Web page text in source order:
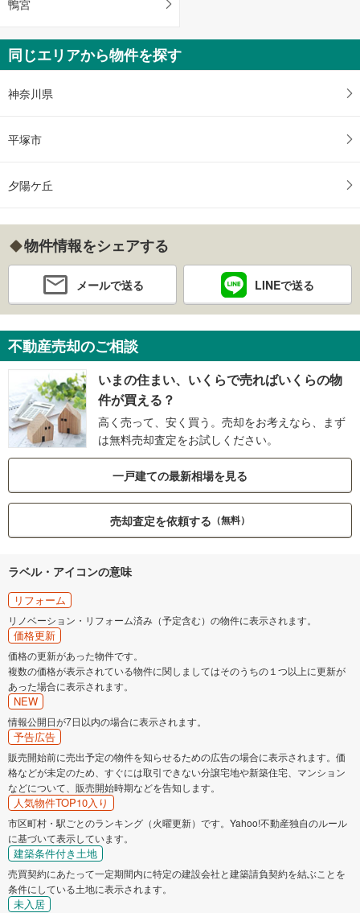
鴨宮
同じエリアから物件を探す
神奈川県
平塚市
夕陽ケ丘
物件情報をシェアする
メールで送る LINEで送る
不動産売却のご相談
いまの住まい、いくらで売ればいくらの物
件が買える？
高く売って、安く買う。売却をお考えなら、まず
は無料売却査定をお試しください。
一戸建ての最新相場を見る
売却査定を依頼する （無料）
ラベル・アイコンの意味
リフォーム
リノベーション・リフォーム済み（予定含む）の物件に表示されます。
価格更新
価格の更新があった物件です。
複数の価格が表示されている物件に関しましてはそのうちの１つ以上に更新が
あった場合に表示されます。
NEW
情報公開日が7日以内の場合に表示されます。
予告広告
販売開始前に売出予定の物件を知らせるための広告の場合に表示されます。価
格などが未定のため、すぐには取引できない分譲宅地や新築住宅、マンション
などについて、販売開始時期などを告知します。
人気物件TOP10入り
市区町村・駅ごとのランキング（火曜更新）です。Yahoo!不動産独自のルール
に基づいて表示しています。
建築条件付き土地
売買契約にあたって一定期間内に特定の建設会社と建築請負契約を結ぶことを
条件にしている土地に表示されます。
未入居